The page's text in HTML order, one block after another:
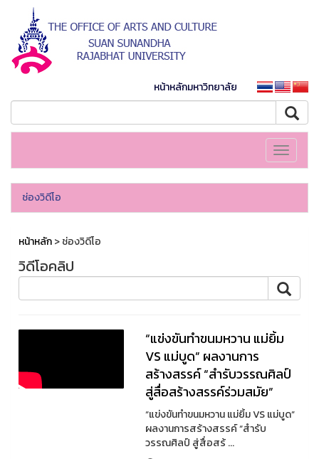
หน้าหลักมหาวิทยาลัย
Toggle
ช่องวิดีโอ
หน้าหลัก> ช่องวิดีโอ
วิดีโอคลิป
“แข่งขันทำขนมหวาน แม่ยิ้ม
VS แม่บูด” ผลงานการ
สร้างสรรค์ “สำรับวรรณศิลป์
สู่สื่อสร้างสรรค์ร่วมสมัย”
“แข่งขันทำขนมหวาน แม่ยิ้ม VS แม่บูด”
ผลงานการสร้างสรรค์ “สำรับ
วรรณศิลป์ สู่สื่อสร้ ...